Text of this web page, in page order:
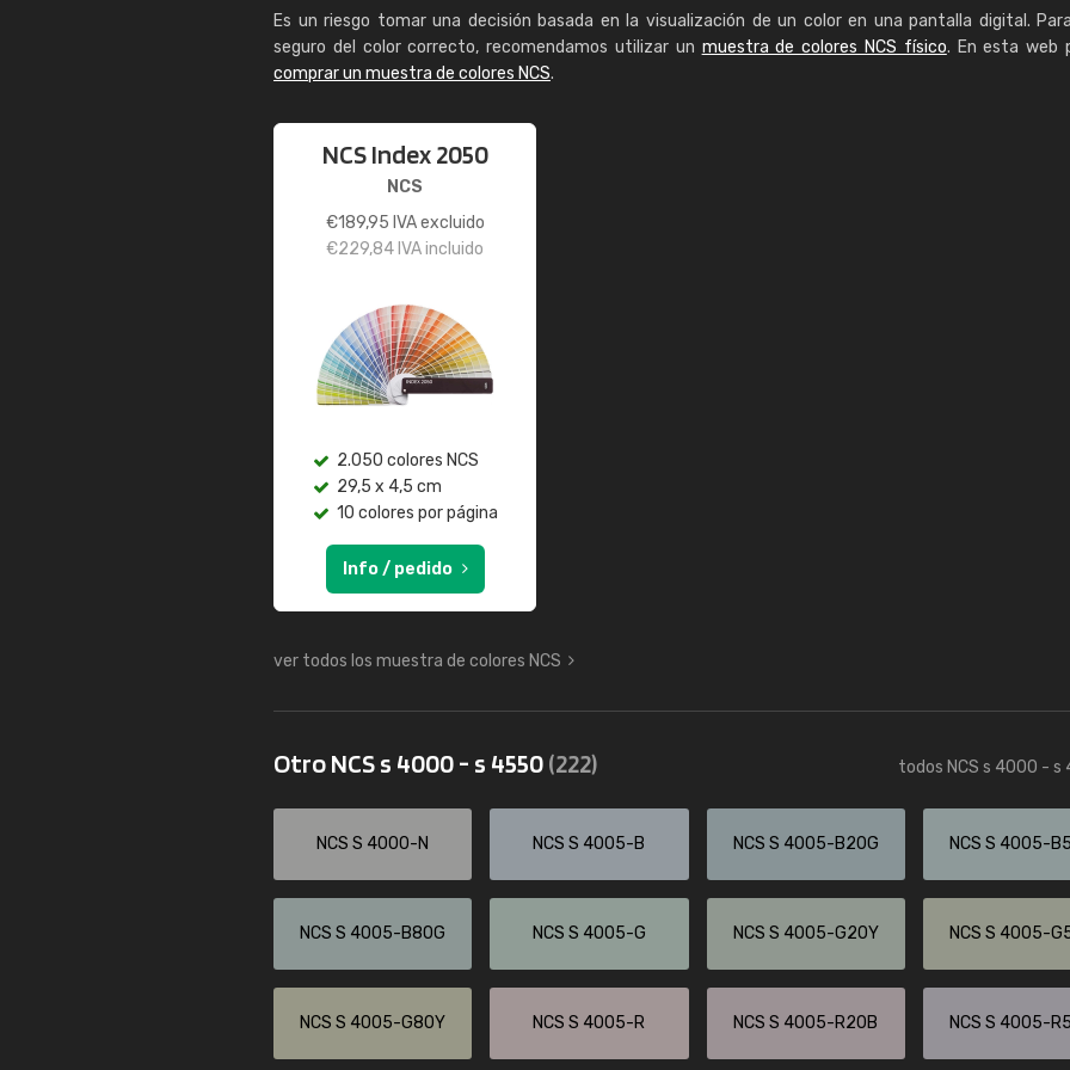
Es un riesgo tomar una decisión basada en la visualización de un color en una pantalla digital.
seguro del color correcto, recomendamos utilizar un muestra de colores NCS físico. En esta web
comprar un muestra de colores NCS.
NCS Index 2050
NCS
€189,95 IVA excluido
€229,84 IVA incluido
2.050 colores NCS
29,5 x 4,5 cm
10 colores por página
Info / pedido
ver todos los muestra de colores NCS
Otro NCS s 4000 - s 4550(222) todos NCS s 4000 - s
NCS S 4000-N NCS S 4005-B NCS S 4005-B20G NCS S 4005-
NCS S 4005-B80G NCS S 4005-G NCS S 4005-G20Y NCS S 4005-
NCS S 4005-G80Y NCS S 4005-R NCS S 4005-R20B NCS S 4005-